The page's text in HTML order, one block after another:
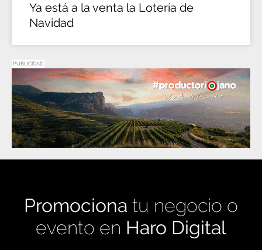
Ya está a la venta la Lotería de
Navidad
PUBLICIDAD
Promociona tu negocio o
evento en Haro Digital